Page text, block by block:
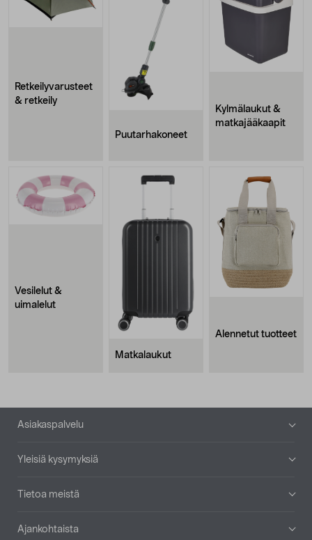
Retkeilyvarusteet
& retkeily
Puutarhakoneet
Kylmälaukut &
matkajääkaapit
Vesilelut &
uimalelut
Matkalaukut
Alennetut tuotteet
Alatunniste
Asiakaspalvelu
Yleisiä kysymyksiä
Tietoa meistä
Ajankohtaista